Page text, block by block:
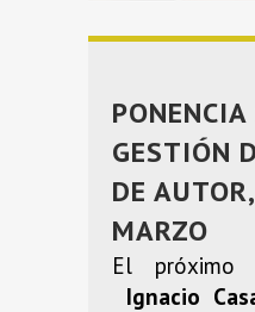
PONENCIA
GESTIÓN
DE
MARZO
El próximo
Ignacio